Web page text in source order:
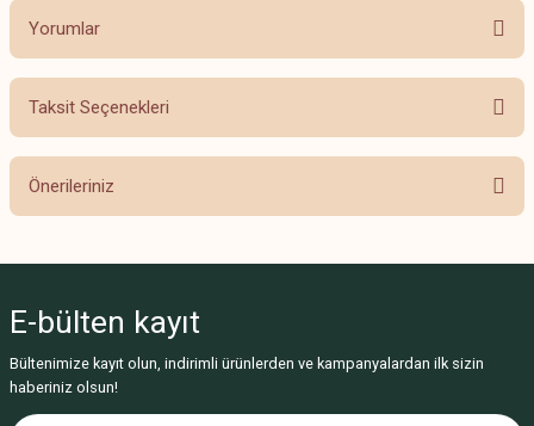
Yorumlar
Bu ürüne ilk yorumu siz yapın!
Taksit Seçenekleri
Önerileriniz
Görüş ve önerileriniz için teşekkür ederiz.
Ürün resmi kalitesiz, bozuk veya görüntülenemiyor.
Ürün açıklamasında eksik bilgiler bulunuyor.
E-bülten kayıt
Bültenimize kayıt olun, indirimli ürünlerden ve kampanyalardan ilk sizin
haberiniz olsun!